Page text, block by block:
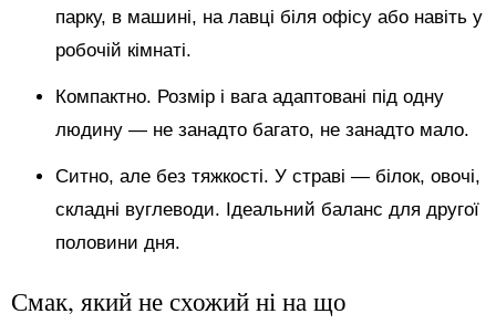
парку, в машині, на лавці біля офісу або навіть у
робочій кімнаті.
Компактно. Розмір і вага адаптовані під одну
людину — не занадто багато, не занадто мало.
Ситно, але без тяжкості. У страві — білок, овочі,
складні вуглеводи. Ідеальний баланс для другої
половини дня.
Смак, який не схожий ні на що